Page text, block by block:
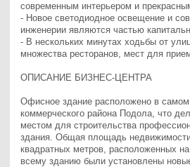
современным интерьером и
- Новое светодиодное освещение и
инженерии являются частью
- В нескольких минутах ходьбы от
множества ресторанов, мест для
ОПИСАНИЕ БИЗНЕС-ЦЕНТРА
Офисное здание расположено в самом
коммерческого района Подола, что
местом для строительства
здания. Общая площадь
квадратных метров, расположенных
всему зданию были установлены